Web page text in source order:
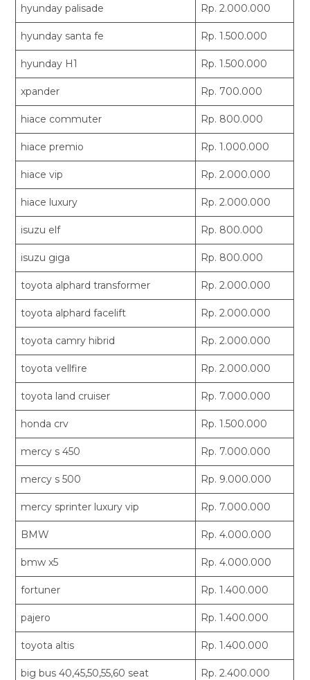
hyunday palisade Rp. 2.000.000
hyunday santa fe Rp. 1.500.000
hyunday H1 Rp. 1.500.000
xpander Rp. 700.000
hiace commuter Rp. 800.000
hiace premio Rp. 1.000.000
hiace vip Rp. 2.000.000
hiace luxury Rp. 2.000.000
isuzu elf Rp. 800.000
isuzu giga Rp. 800.000
toyota alphard transformer Rp. 2.000.000
toyota alphard facelift Rp. 2.000.000
toyota camry hibrid Rp. 2.000.000
toyota vellfire Rp. 2.000.000
toyota land cruiser Rp. 7.000.000
honda crv Rp. 1.500.000
mercy s 450 Rp. 7.000.000
mercy s 500 Rp. 9.000.000
mercy sprinter luxury vip Rp. 7.000.000
BMW Rp. 4.000.000
bmw x5 Rp. 4.000.000
fortuner Rp. 1.400.000
pajero Rp. 1.400.000
toyota altis Rp. 1.400.000
big bus 40,45,50,55,60 seat Rp. 2.400.000